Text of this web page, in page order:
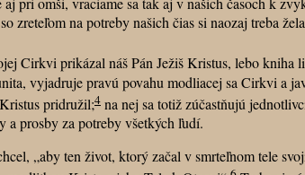
na potreby našich čias si naozaj treba
Cirkvi prikázal náš Pán Ježiš Kristus, lebo kniha
vyjadruje pravú povahu modliacej sa Cirkvi a
pridružil;4 na nej sa totiž zúčastňujú
a prosby za potreby všetkých ľudí.
„aby ten život, ktorý začal v smrteľnom tele